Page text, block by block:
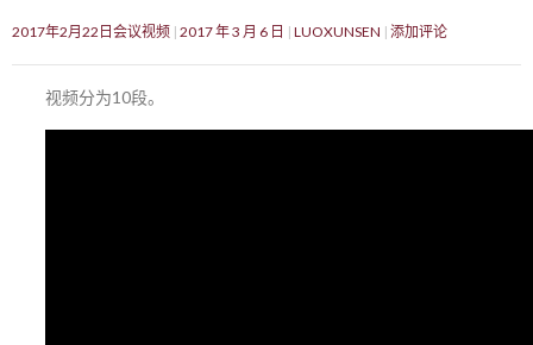
2017年2月22日会议视频 2017 年 3 月 6 日 LUOXUNSEN 添加评论
视频分为10段。